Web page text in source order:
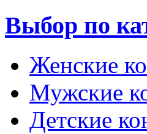
Выбор по
Женские
Мужские
Детские